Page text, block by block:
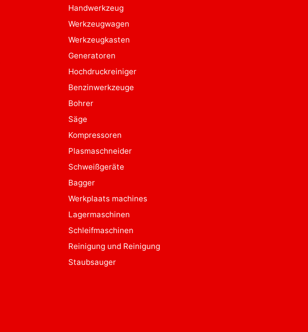
Handwerkzeug
Werkzeugwagen
Werkzeugkasten
Generatoren
Hochdruckreiniger
Benzinwerkzeuge
Bohrer
Säge
Kompressoren
Plasmaschneider
Schweißgeräte
Bagger
Werkplaats machines
Lagermaschinen
Schleifmaschinen
Reinigung und Reinigung
Staubsauger